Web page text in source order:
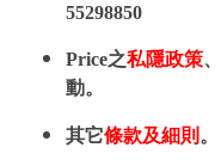
55298850
Price之私隱政策、
動。
其它條款及細則 。